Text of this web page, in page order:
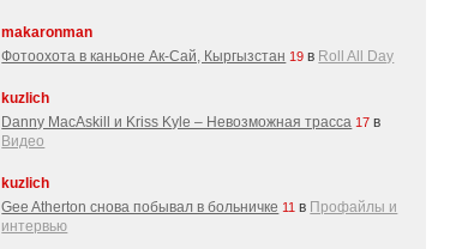
makaronman
Фотоохота в каньоне Ак-Cай, Кыргызстан 19 в Roll All Day
kuzlich
Danny MacAskill и Kriss Kyle – Невозможная трасса 17 в
Видео
kuzlich
Gee Atherton снова побывал в больничке 11 в Профайлы и
интервью